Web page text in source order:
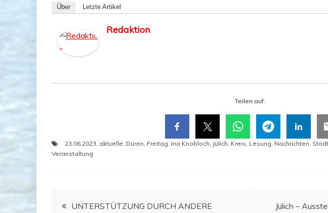
Über Letz­te Artikel
Redaktion
Tei­len auf:
23.06.2023, aktuelle, Düren, Freitag, Ina Knobloch, Jülich, Kreis, Lesung, Nachrichten, Stadt
Veranstaltung
Beitragsnavigation
UNTER­STÜT­ZUNG DURCH ANDE­RE
Jülich –